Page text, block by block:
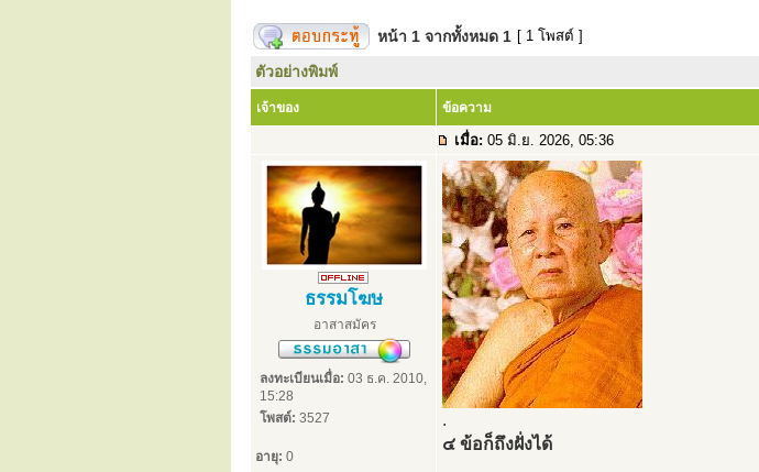
หน้า 1 จากทั้งหมด 1 [ 1 โพสต์ ]
ตัวอย่างพิมพ์
เจ้าของ ข้อความ
เมื่อ: 05 มิ.ย. 2026, 05:36
ธรรมโฆษ
อาสาสมัคร
ลงทะเบียนเมื่อ: 03 ธ.ค. 2010,
15:28
โพสต์: 3527
อายุ: 0
.
๔ ข้อก็ถึงฝั่งได้